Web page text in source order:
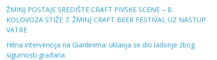
ŽMINJ POSTAJE SREDIŠTE CRAFT PIVSKE SCENE – 8.
KOLOVOZA STIŽE 7. ŽMINJ CRAFT BEER FESTIVAL UZ NASTUP
VATRE
Hitna intervencija na Giardinima: uklanja se dio ladonje zbog
sigurnosti građana